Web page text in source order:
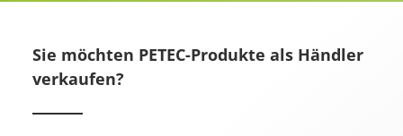
Sie möchten PETEC-Produkte als Händler
verkaufen?